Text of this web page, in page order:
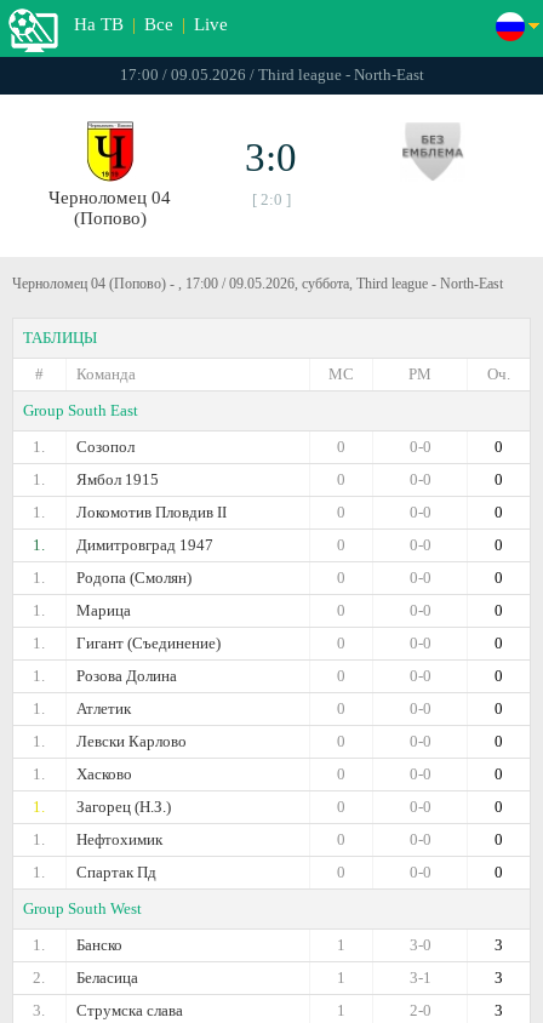
На ТВ | Все | Live
17:00 / 09.05.2026 / Third league - North-East
Черноломец 04
(Попово)
3:0
[ 2:0 ]
Черноломец 04 (Попово) - , 17:00 / 09.05.2026, суббота, Third league - North-East
ТАБЛИЦЫ
#
Команда Оч.
РМ
МС
Group South East
1.
Созопол 0
0-0
0
1.
Ямбол 1915 0
0-0
0
1.
Локомотив Пловдив II 0
0-0
0
1.
Димитровград 1947 0
0-0
0
1.
Родопа (Смолян) 0
0-0
0
1.
Марица 0
0-0
0
1.
Гигант (Съединение) 0
0-0
0
1.
Розова Долина 0
0-0
0
1.
Атлетик 0
0-0
0
1.
Левски Карлово 0
0-0
0
1.
Хасково 0
0-0
0
1.
Загорец (Н.З.) 0
0-0
0
1.
Нефтохимик 0
0-0
0
1.
Спартак Пд 0
0-0
0
Group South West
1.
Банско 3
3-0
1
2.
Беласица 3
3-1
1
3.
Струмска слава 3
2-0
1